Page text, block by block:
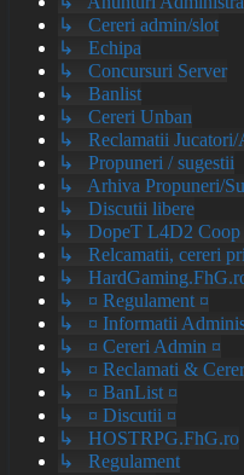
↳ Cereri admin/slot
↳ Echipa
↳ Concursuri Server
↳ Banlist
↳ Cereri Unban
↳ Reclamatii Jucatori/
↳ Propuneri / sugestii
↳ Arhiva Propuneri/
↳ Discutii libere
↳ DopeT L4D2 Coop
↳ Relcamatii, cereri
↳
↳ ¤ Regulament ¤
↳ ¤ Informatii
↳ ¤ Cereri Admin ¤
↳ ¤ Reclamati &
↳ ¤ BanList ¤
↳ ¤ Discutii ¤
↳ HOSTRPG.FhG.ro
↳ Regulament